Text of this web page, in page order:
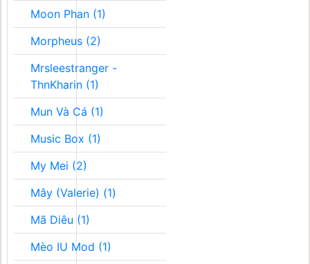
Moon Phan (1)
Morpheus (2)
Mrsleestranger -
ThnKharin (1)
Mun Và Cá (1)
Music Box (1)
My Mei (2)
Mây (Valerie) (1)
Mã Diêu (1)
Mèo IU Mod (1)